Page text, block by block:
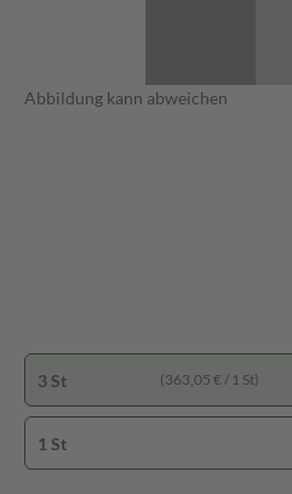
Abbildung kann abweichen
3 St (363,05 € / 1 St)
1 St